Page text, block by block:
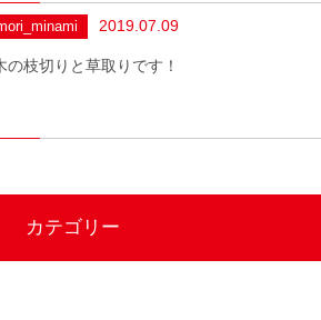
2019.07.09
の枝切りと草取りです！
カテゴリー